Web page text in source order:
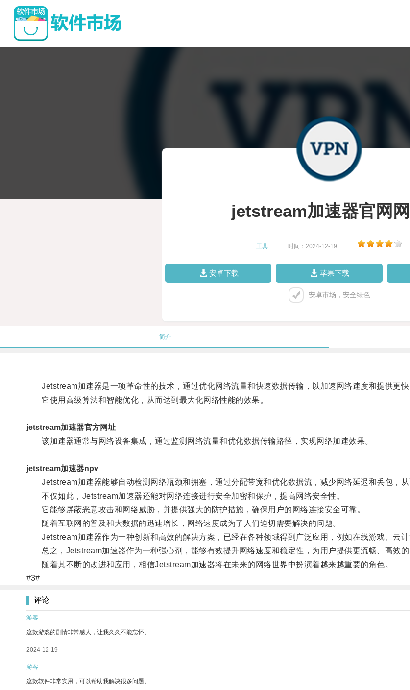
jetstream加速器官网
工具 时间：2024-12-19
安卓下载 苹果下载
安卓市场，安全绿色
简介
Jetstream加速器是一项革命性的技术，通过优化网络流量和快速数据传输，以加速网络速度和提供更快
它使用高级算法和智能优化，从而达到最大化网络性能的效果。
jetstream加速器官方网址
该加速器通常与网络设备集成，通过监测网络流量和优化数据传输路径，实现网络加速效果。
jetstream加速器npv
Jetstream加速器能够自动检测网络瓶颈和拥塞，通过分配带宽和优化数据流，减少网络延迟和丢包，从
不仅如此，Jetstream加速器还能对网络连接进行安全加密和保护，提高网络安全性。
它能够屏蔽恶意攻击和网络威胁，并提供强大的防护措施，确保用户的网络连接安全可靠。
随着互联网的普及和大数据的迅速增长，网络速度成为了人们迫切需要解决的问题。
Jetstream加速器作为一种创新和高效的解决方案，已经在各种领域得到广泛应用，例如在线游戏、云计
总之，Jetstream加速器作为一种强心剂，能够有效提升网络速度和稳定性，为用户提供更流畅、高效的
随着其不断的改进和应用，相信Jetstream加速器将在未来的网络世界中扮演着越来越重要的角色。
#3#
评论
游客
这款游戏的剧情非常感人，让我久久不能忘怀。
2024-12-19
游客
这款软件非常实用，可以帮助我解决很多问题。